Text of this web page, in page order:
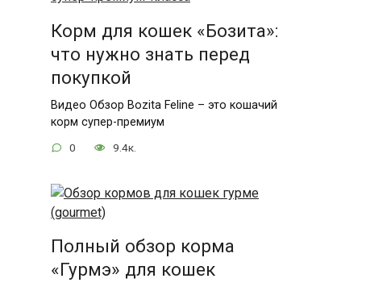
Корм для кошек «Бозита»:
что нужно знать перед
покупкой
Видео Обзор Bozita Feline – это кошачий
корм супер-премиум
0 9.4к.
Полный обзор корма
«Гурмэ» для кошек